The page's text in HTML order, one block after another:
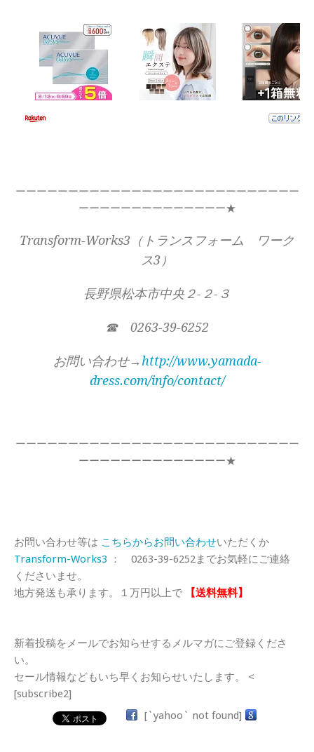
ーーーーーーーーーーーーーーーーーーーーーーーーーーー
ーーーーーーーーーーーーーー★
Transform-Works3（トランスフォーム ワーク
ス3）
長野県松本市中央２-２-３
☎ 0263-39-6252
お問い合わせ→http://www.yamada-
dress.com/info/contact/
ーーーーーーーーーーーーーーーーーーーーーーーーーーー
ーーーーーーーーーーーーーー★
お問い合わせ等は こちらからお問い合わせいただくか
Transform-Works3 ： 0263-39-6252までお気軽にご連絡
くださいませ。
地方発送も承ります。１万円以上で
【送料無料】
新着投稿をメールでお知らせするメルマガにご登録くださ
い。
セール情報などもいち早くお知らせいたします。 <
[subscribe2]
[`yahoo` not found]